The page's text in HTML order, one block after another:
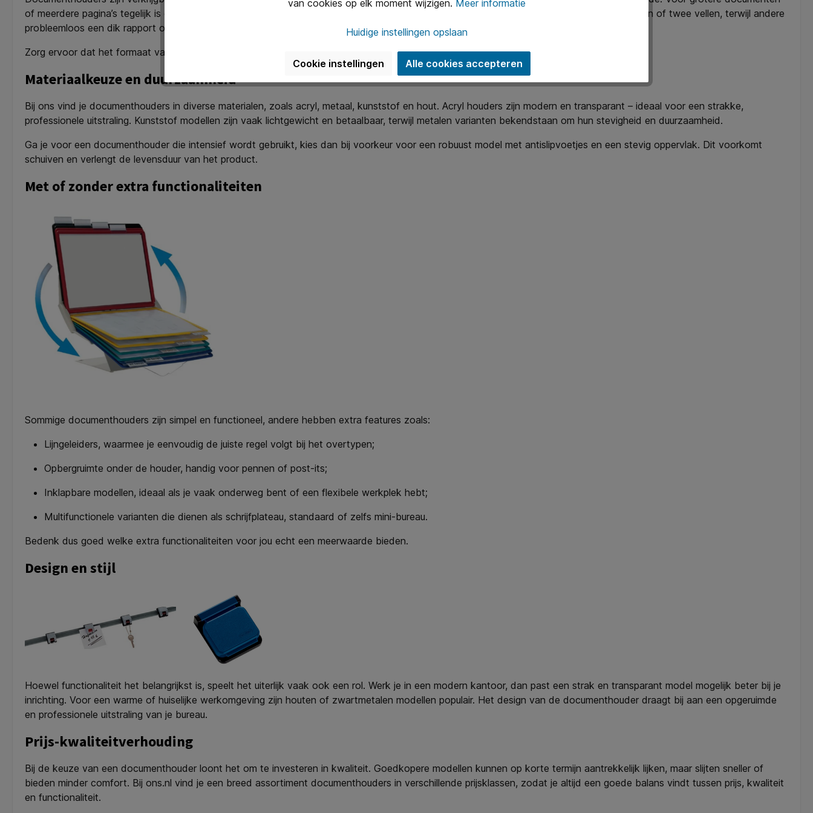
of meerdere pagina’s tegelijk is een breder model aan te raden. Ook de belastbaarheid is belangrijk: sommige modellen zijn geschikt voor één of twee vellen, terwijl andere
probleemloos een dik rapport of zelfs een map ondersteunen.
Zorg ervoor dat het formaat van de houder past bij de ruimte op je bureau én bij de documenten die je het vaakst gebruikt.
Materiaalkeuze en duurzaamheid
Bij ons vind je documenthouders in diverse materialen, zoals acryl, metaal, kunststof en hout. Acryl houders zijn modern en transparant – ideaal voor een strakke,
professionele uitstraling. Kunststof modellen zijn vaak lichtgewicht en betaalbaar, terwijl metalen varianten bekendstaan om hun stevigheid en duurzaamheid.
Ga je voor een documenthouder die intensief wordt gebruikt, kies dan bij voorkeur voor een robuust model met antislipvoetjes en een stevig oppervlak. Dit voorkomt
schuiven en verlengt de levensduur van het product.
Met of zonder extra functionaliteiten
Sommige documenthouders zijn simpel en functioneel, andere hebben extra features zoals:
Lijngeleiders, waarmee je eenvoudig de juiste regel volgt bij het overtypen;
Opbergruimte onder de houder, handig voor pennen of post-its;
Inklapbare modellen, ideaal als je vaak onderweg bent of een flexibele werkplek hebt;
Multifunctionele varianten die dienen als schrijfplateau, standaard of zelfs mini-bureau.
Bedenk dus goed welke extra functionaliteiten voor jou echt een meerwaarde bieden.
Design en stijl
Hoewel functionaliteit het belangrijkst is, speelt het uiterlijk vaak ook een rol. Werk je in een modern kantoor, dan past een strak en transparant model mogelijk beter bij je
inrichting. Voor een warme of huiselijke werkomgeving zijn houten of zwartmetalen modellen populair. Het design van de documenthouder draagt bij aan een opgeruimde
en professionele uitstraling van je bureau.
Prijs-kwaliteitverhouding
Bij de keuze van een documenthouder loont het om te investeren in kwaliteit. Goedkopere modellen kunnen op korte termijn aantrekkelijk lijken, maar slijten sneller of
bieden minder comfort. Bij ons.nl vind je een breed assortiment documenthouders in verschillende prijsklassen, zodat je altijd een goede balans vindt tussen prijs, kwaliteit
en functionaliteit.
van cookies op elk moment wijzigen. Meer informatie
Huidige instellingen opslaan
Cookie instellingen Alle cookies accepteren